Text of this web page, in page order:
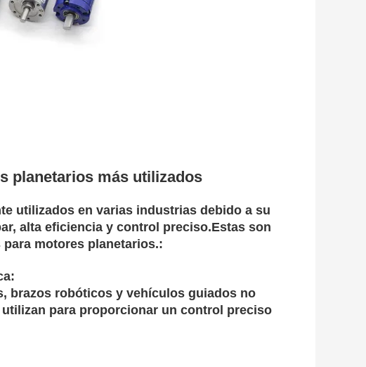
planetarios más utilizados
utilizados en varias industrias debido a su
alta eficiencia y control preciso.Estas son
motores planetarios.:
brazos robóticos y vehículos guiados no
utilizan para proporcionar un control preciso